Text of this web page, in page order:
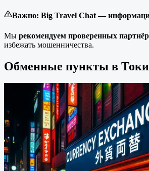
Важно: Big Travel Chat —
Мы рекомендуем проверенных
избежать мошенничества.
Обменные пункты в